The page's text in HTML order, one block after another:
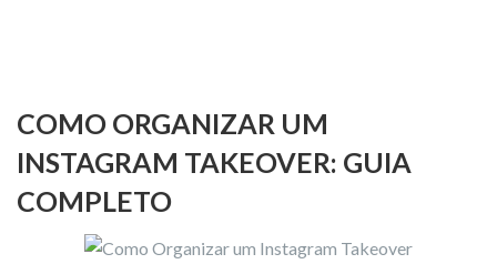
COMO ORGANIZAR UM
INSTAGRAM TAKEOVER: GUIA
COMPLETO